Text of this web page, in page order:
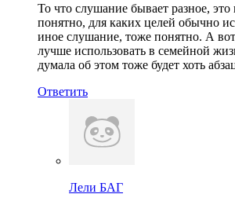
То что слушание бывает разное, это
понятно, для каких целей обычно
иное слушание, тоже понятно. А
лучше использовать в семейной
думала об этом тоже будет хоть
Ответить
Лели БАГ